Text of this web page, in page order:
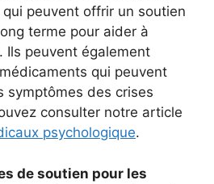
peuvent offrir un soutien
terme pour aider à
Ils peuvent également
qui peuvent
symptômes des crises
consulter notre article
psychologique.
de soutien pour les